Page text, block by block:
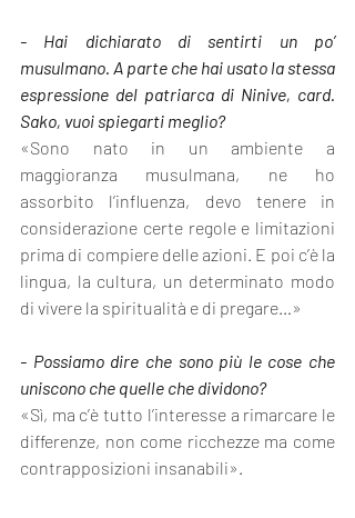
- Hai dichiarato di sentirti un po’
musulmano. A parte che hai usato la stessa
espressione del patriarca di Ninive, card.
Sako, vuoi spiegarti meglio?
«Sono nato in un ambiente a
maggioranza musulmana, ne ho
assorbito l’influenza, devo tenere in
considerazione certe regole e limitazioni
prima di compiere delle azioni. E poi c’è la
lingua, la cultura, un determinato modo
di vivere la spiritualità e di pregare…»
- Possiamo dire che sono più le cose che
uniscono che quelle che dividono?
«Sì, ma c’è tutto l’interesse a rimarcare le
differenze, non come ricchezze ma come
contrapposizioni insanabili».